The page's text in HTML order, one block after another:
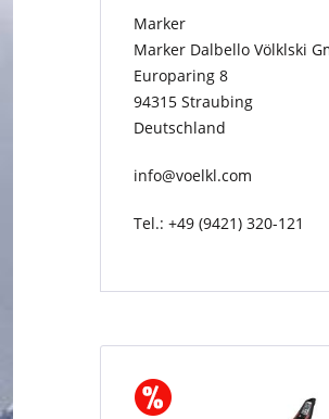
Marker
Marker Dalbello Völklski
Europaring 8
94315 Straubing
Deutschland
info@voelkl.com
Tel.: +49 (9421) 320-121